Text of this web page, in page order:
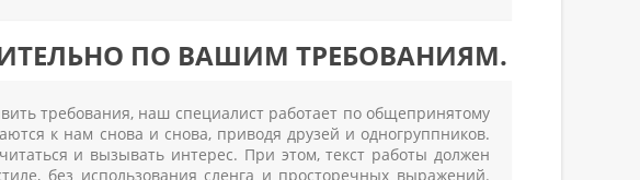
ПО ВАШИМ ТРЕБОВАНИЯМ.
требования, наш специалист работает по общепринятому
к нам снова и снова, приводя друзей и одногруппников.
и вызывать интерес. При этом, текст работы должен
без использования сленга и просторечных выражений.